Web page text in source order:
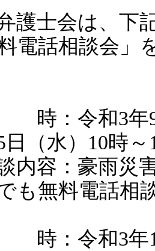
護士会は、下
電話相談会」
：令和3年9
日（水）10時～
容：豪雨災害
も無料電話相
：令和3年10